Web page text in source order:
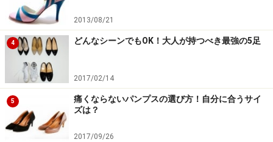
2013/08/21
4 どんなシーンでもOK！大人が持つべき最強の5足
2017/02/14
5
痛くならないパンプスの選び方！自分に合うサイ
ズは？
2017/09/26